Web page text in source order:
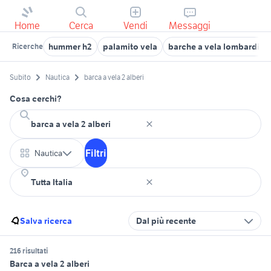
Home Cerca Vendi Messaggi
Ricerche hummer h2 palamito vela barche a vela lombardia
Subito Nautica barca a vela 2 alberi
Cosa cerchi?
Nautica Filtri
Salva ricerca Dal più recente
216 risultati
Barca a vela 2 alberi